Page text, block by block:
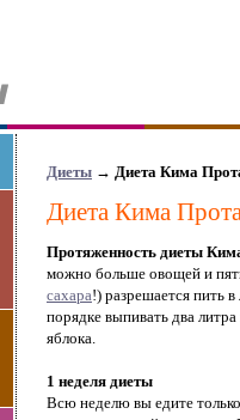
Диеты → Диета Кима
Диета Кима
Протяженность диеты
можно больше овощей и
сахара!) разрешается пить
порядке выпивать два
яблока.
1 неделя диеты
Всю неделю вы едите